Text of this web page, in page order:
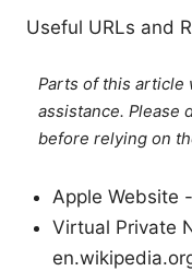
Useful URLs and
Parts of this article
assistance. Please
before relying on
Apple Website
Virtual Private